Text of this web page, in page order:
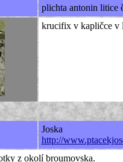
plichta antonin litice
krucifix v kapličce v
Joska
http://
z okolí broumovska.